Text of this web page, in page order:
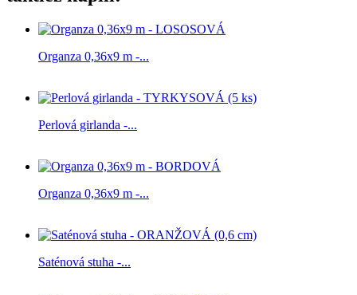
Organza 0,36x9 m -...
Perlová girlanda -...
Organza 0,36x9 m -...
Saténová stuha -...